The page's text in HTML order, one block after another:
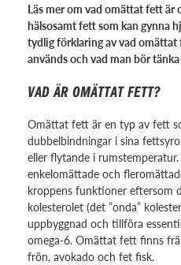
Läs mer om vad omättat fett är
hälsosamt fett som kan gynna
tydlig förklaring av vad
används och vad man bör
VAD ÄR OMÄTTAT FETT?
Omättat fett är en typ av fett
dubbelbindningar i sina
eller flytande i
enkelomättade och
kroppens funktioner eftersom
kolesterolet (det ”onda”
uppbyggnad och tillföra
omega-6. Omättat fett finns
frön, avokado och fet fisk.